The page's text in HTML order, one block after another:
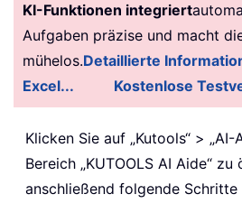
KI-Funktionen integriert
Aufgaben präzise und macht
mühelos.Detaillierte
Excel...
Kostenlose
Klicken Sie auf „Kutools“ > „AI-
Bereich „KUTOOLS AI Aide“
anschließend folgende Schritte